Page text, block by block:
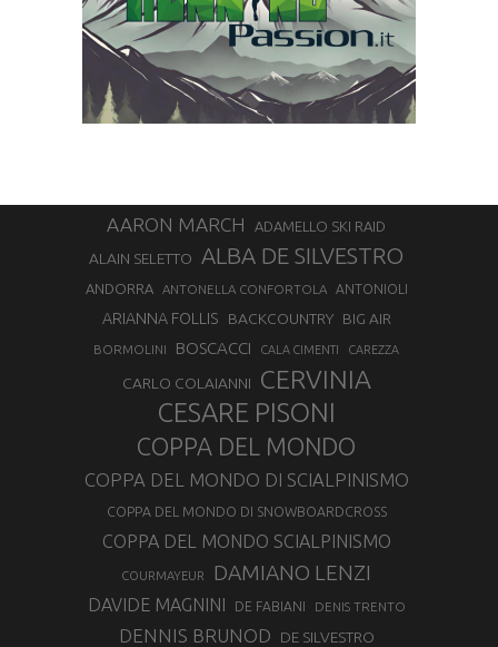
AARON MARCH ADAMELLO SKI RAID
ALAIN SELETTO ALBA DE SILVESTRO
ANDORRA ANTONELLA CONFORTOLA ANTONIOLI
ARIANNA FOLLIS BACKCOUNTRY BIG AIR
BORMOLINI BOSCACCI CALA CIMENTI CAREZZA
CARLO COLAIANNI CERVINIA
CESARE PISONI
COPPA DEL MONDO
COPPA DEL MONDO DI SCIALPINISMO
COPPA DEL MONDO DI SNOWBOARDCROSS
COPPA DEL MONDO SCIALPINISMO
COURMAYEUR DAMIANO LENZI
DAVIDE MAGNINI DE FABIANI DENIS TRENTO
DENNIS BRUNOD DE SILVESTRO